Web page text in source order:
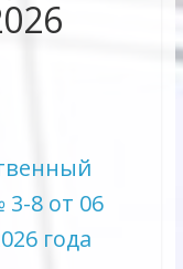
8 от 06
года